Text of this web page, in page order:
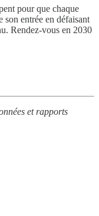
pour que chaque
entrée en défaisant
Rendez-vous en 2030
et rapports